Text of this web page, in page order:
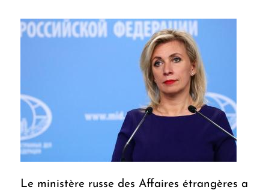
Le ministère russe des Affaires étrangères a